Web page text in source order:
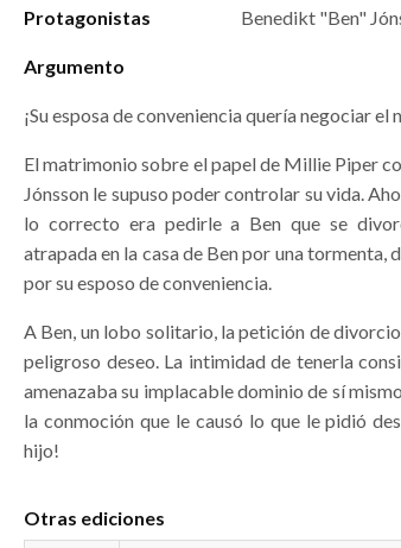
Protagonistas Benedikt "Ben"
Argumento
¡Su esposa de conveniencia quería negociar
El matrimonio sobre el papel de Millie Piper
Jónsson le supuso poder controlar su vida.
lo correcto era pedirle a Ben que se
atrapada en la casa de Ben por una tormenta,
por su esposo de conveniencia.
A Ben, un lobo solitario, la petición de
peligroso deseo. La intimidad de tenerla
amenazaba su implacable dominio de sí
la conmoción que le causó lo que le pidió
hijo!
Otras ediciones